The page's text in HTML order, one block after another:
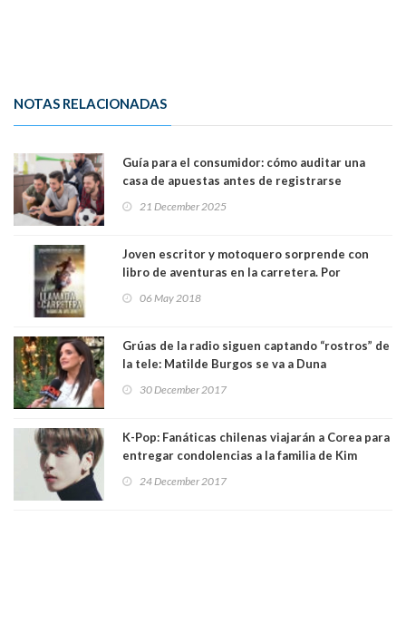
NOTAS RELACIONADAS
Guía para el consumidor: cómo auditar una
casa de apuestas antes de registrarse
21 December 2025
Joven escritor y motoquero sorprende con
libro de aventuras en la carretera. Por
06 May 2018
Grúas de la radio siguen captando “rostros” de
la tele: Matilde Burgos se va a Duna
30 December 2017
K-Pop: Fanáticas chilenas viajarán a Corea para
entregar condolencias a la familia de Kim
24 December 2017